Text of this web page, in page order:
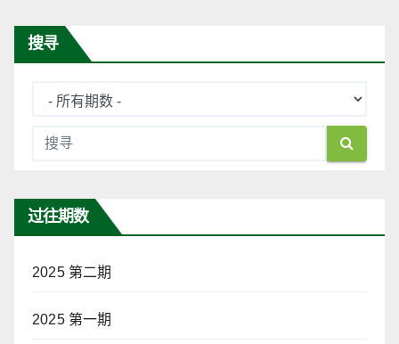
航
搜寻
过往期数
2025 第二期
2025 第一期